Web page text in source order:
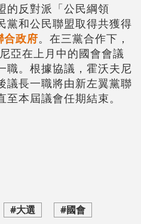
的反對派「公民綱領
黨和公民聯盟取得共獲得
合政府。在三黨合作下，
亞在上月中的國會會議
職。根據協議，霍沃夫尼
議長一職將由新左翼黨聯
本屆議會任期結束。
#大選
#國會